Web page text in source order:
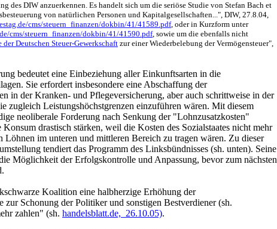
des DIW anzuerkennen. Es handelt sich um die seriöse Studie von Stefan Bach et
von natürlichen Personen und Kapitalgesellschaften...", DIW, 27.8.04,
cms/steuern_finanzen/dokbin/41/41589.pdf, oder in Kurzform unter
cms/steuern_finanzen/dokbin/41/41590.pdf, sowie um die ebenfalls nicht
Deutschen Steuer-Gewerkschaft zur einer Wiederbelebung der Vermögensteuer",
bedeutet eine Einbeziehung aller Einkunftsarten in die
Sie erfordert insbesondere eine Abschaffung der
in der Kranken- und Pflegeversicherung, aber auch schrittweise in der
zugleich Leistungshöchstgrenzen einzuführen wären. Mit diesem
neoliberale Forderung nach Senkung der "Lohnzusatzkosten"
drastisch stärken, weil die Kosten des Sozialstaates nicht mehr
Löhnen im unteren und mittleren Bereich zu tragen wären. Zu dieser
tendiert das Programm des Linksbündnisses (sh. unten). Seine
Möglichkeit der Erfolgskontrolle und Anpassung, bevor zum nächsten
Koalition eine halbherzige Erhöhung der
zur Schonung der Politiker und sonstigen Bestverdiener (sh.
zahlen" (sh. handelsblatt.de, 26.10.05).